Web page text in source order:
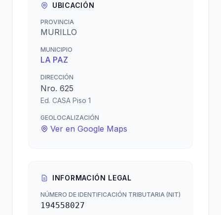
UBICACIÓN
PROVINCIA
MURILLO
MUNICIPIO
LA PAZ
DIRECCIÓN
Nro. 625
Ed. CASA Piso 1
GEOLOCALIZACIÓN
Ver en Google Maps
INFORMACIÓN LEGAL
NÚMERO DE IDENTIFICACIÓN TRIBUTARIA (NIT)
194558027